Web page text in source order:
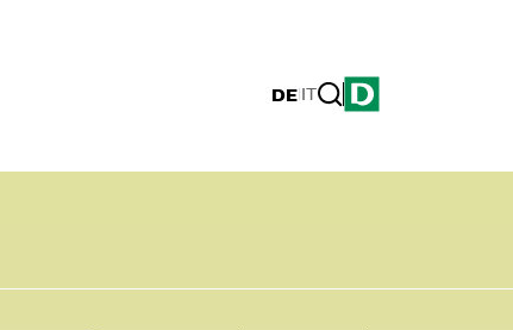
DE|IT